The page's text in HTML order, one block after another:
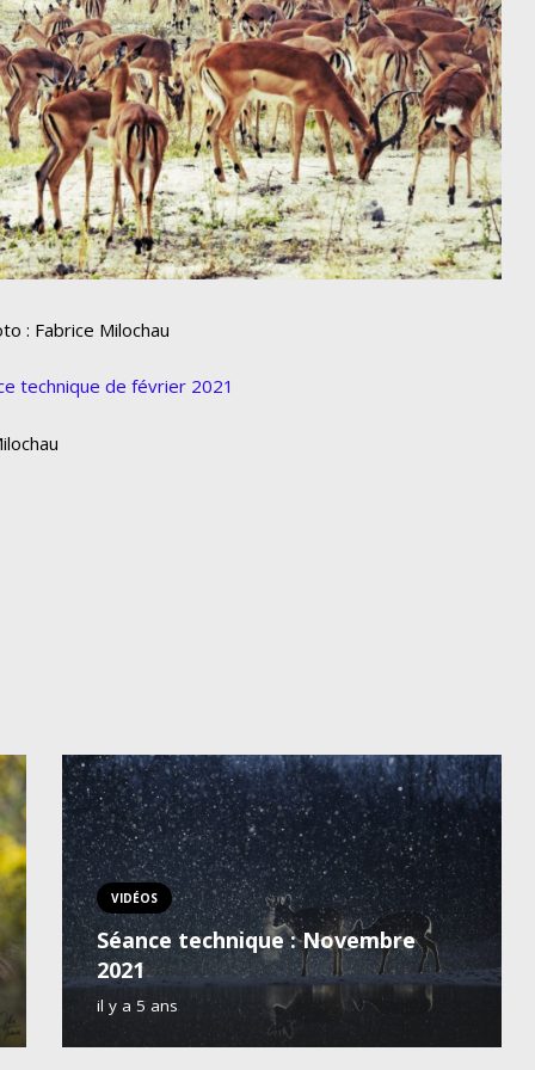
: Fabrice Milochau
technique de février 2021
VIDÉOS
Séance technique : Novembre
2021
il y a 5 ans